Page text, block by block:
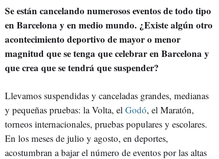
Se están cancelando numerosos eventos de todo tipo
en Barcelona y en medio mundo. ¿Existe algún otro
acontecimiento deportivo de mayor o menor
magnitud que se tenga que celebrar en Barcelona y
que crea que se tendrá que suspender?
Llevamos suspendidas y canceladas grandes, medianas
y pequeñas pruebas: la Volta, el Godó, el Maratón,
torneos internacionales, pruebas populares y escolares.
En los meses de julio y agosto, en deportes,
acostumbran a bajar el número de eventos por las altas